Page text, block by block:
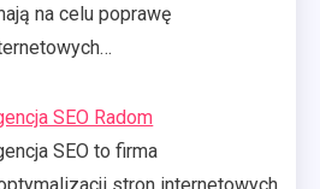
na celu poprawę
SEO Radom
SEO to firma